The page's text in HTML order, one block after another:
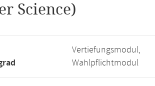
Science)
Vertiefungsmodul,
Wahlpflichtmodul